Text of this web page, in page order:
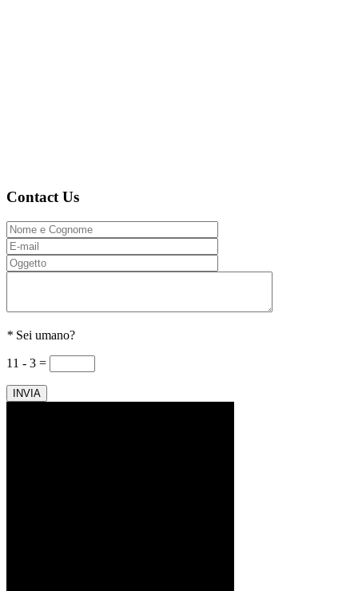
Contact Us
* Sei umano?
11 - 3 =